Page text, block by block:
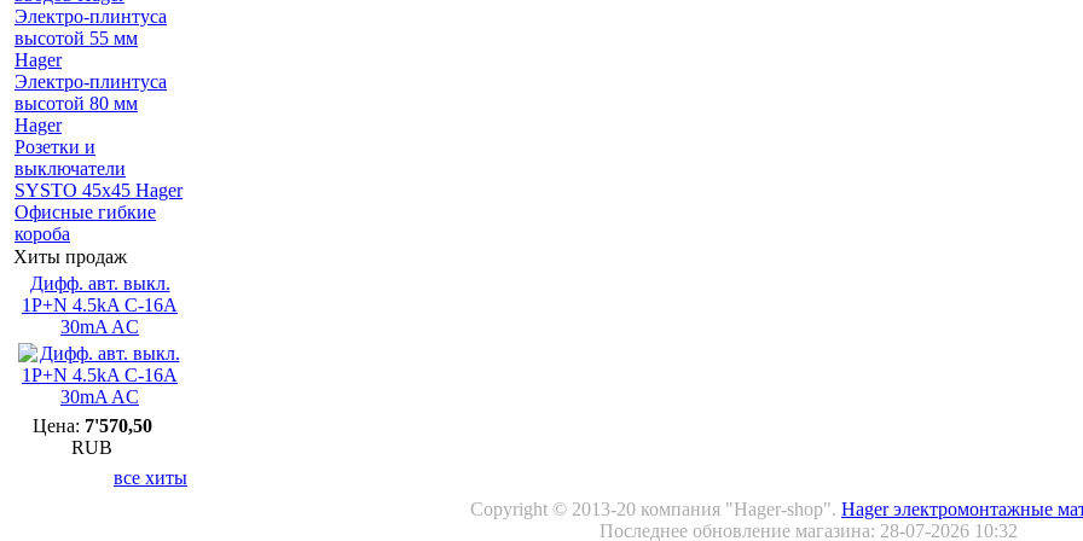
Электро-плинтуса
высотой 55 мм
Hager
Электро-плинтуса
высотой 80 мм
Hager
Розетки и
выключатели
SYSTO 45х45 Hager
Офисные гибкие
короба
Хиты продаж
Дифф. авт. выкл.
1P+N 4.5kA C-16A
30mA AC
Цена: 7'570,50
RUB
все хиты
Copyright © 2013-20 компания "Hager-shop". Hager электромонтажные
Последнее обновление магазина: 28-07-2026 10:32